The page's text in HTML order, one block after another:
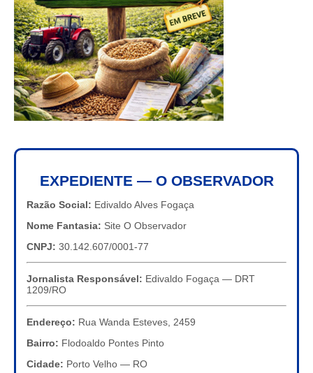
EXPEDIENTE — O OBSERVADOR
Razão Social: Edivaldo Alves Fogaça
Nome Fantasia: Site O Observador
CNPJ: 30.142.607/0001-77
Jornalista Responsável: Edivaldo Fogaça — DRT
1209/RO
Endereço: Rua Wanda Esteves, 2459
Bairro: Flodoaldo Pontes Pinto
Cidade: Porto Velho — RO